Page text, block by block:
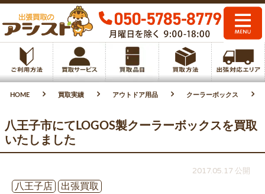
HOME 買取実績 アウトドア用品 クーラーボックス
八王子市にてLOGOS製クーラーボックスを買取
いたしました
2017.05.17 公開
八王子店
出張買取